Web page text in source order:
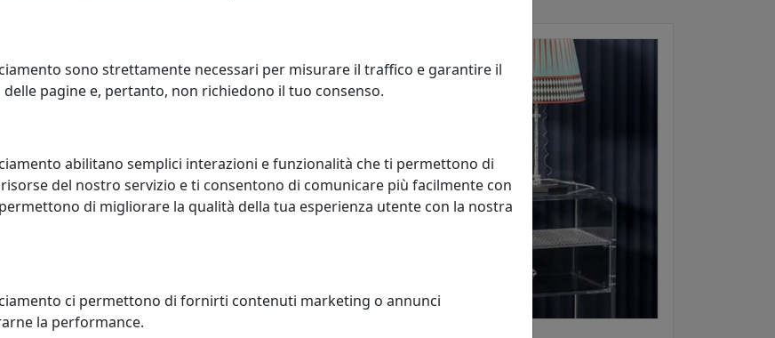
carrello
sono strettamente necessari per misurare il traffico e garantire il
pagine e, pertanto, non richiedono il tuo consenso.
abilitano semplici interazioni e funzionalità che ti permettono di
del nostro servizio e ti consentono di comunicare più facilmente con
di migliorare la qualità della tua esperienza utente con la nostra
ci permettono di fornirti contenuti marketing o annunci
la performance.